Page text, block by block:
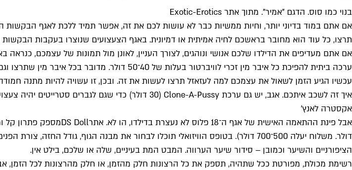
בנוי כמו סוס. הדגם "אמיר". מתוך אתר Exotic-Erotics
אם אתם במוד בדיוני יותר, וחיות ממשיות כבר לא עושות לכם את זה, אפשר תמיד ללכת לאגף
תרצו, כל עוד הוא מחובר בראשכם לחיה אמיתית או דמיונית. באגף הצעצועים שנוצרו בעקבות הבקשות
ערכה ביתית להפיכת כל איבר מין זכרי לוויברטור בעלות של 40־50 דולר. מדובר בכל איבר מין שתרצו וגם כזה שיש לכם גישה אליו בהסכמה (יהיה קצת קשה לשכפל לכם ג'ון האם תותב).
עכשיו הגיע הזמן לשאול את עצמכם למה לעזאזל תרצו לעשות את זה. ובכן, זו עשויה להיות מתנה
איך זה לשכב איתכם. אגב, יש גם ערכת Clone-A-Pussy (30 דולר) כדי שגם לגברים סטרייטים יהיה צעצוע מין מביך להסתיר במגירת הגרביים.
אקסטרה לאנץ'
אבל פינת ההתאמה האישית של אגף ה־18 פלוס לא נעצרת בדילדו, הו לא. אתר
DS Doll
דולר. משלוח יעלה 500־700 דולר). בטופס הוויזואלי תוכלו לבחור את מבנה הגוף, גודל
הציפורניים והשיער וכמובן – סידור שיער הערווה. המבט המת בעיניים, שלה או שלכם, בילט אין.
רשימת מכולת, מפורטת ככל שתהיה, תספק את כל הרצונות חלק מהזמן, או חלק מהרצונות לכל הזמן,